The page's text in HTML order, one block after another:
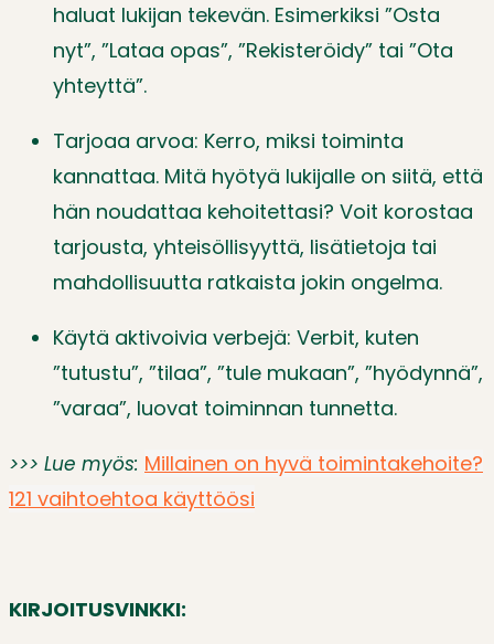
haluat lukijan tekevän. Esimerkiksi ”Osta
nyt”, ”Lataa opas”, ”Rekisteröidy” tai ”Ota
yhteyttä”.
Tarjoaa arvoa: Kerro, miksi toiminta
kannattaa. Mitä hyötyä lukijalle on siitä, että
hän noudattaa kehoitettasi? Voit korostaa
tarjousta, yhteisöllisyyttä, lisätietoja tai
mahdollisuutta ratkaista jokin ongelma.
Käytä aktivoivia verbejä: Verbit, kuten
”tutustu”, ”tilaa”, ”tule mukaan”, ”hyödynnä”,
”varaa”, luovat toiminnan tunnetta.
>>> Lue myös: Millainen on hyvä toimintakehoite?
121 vaihtoehtoa käyttöösi
KIRJOITUSVINKKI: